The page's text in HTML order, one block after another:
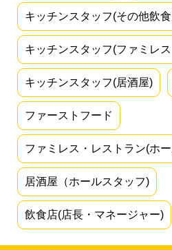
キッチンスタッフ(その他飲
キッチンスタッフ(ファミレ
キッチンスタッフ(居酒屋)
ファーストフード
ファミレス・レストラン(ホ
居酒屋（ホールスタッフ)
飲食店(店長・マネージャー)